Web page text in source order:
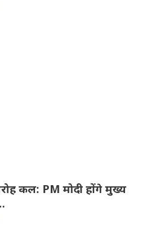
कल: PM मोदी होंगे मुख्य